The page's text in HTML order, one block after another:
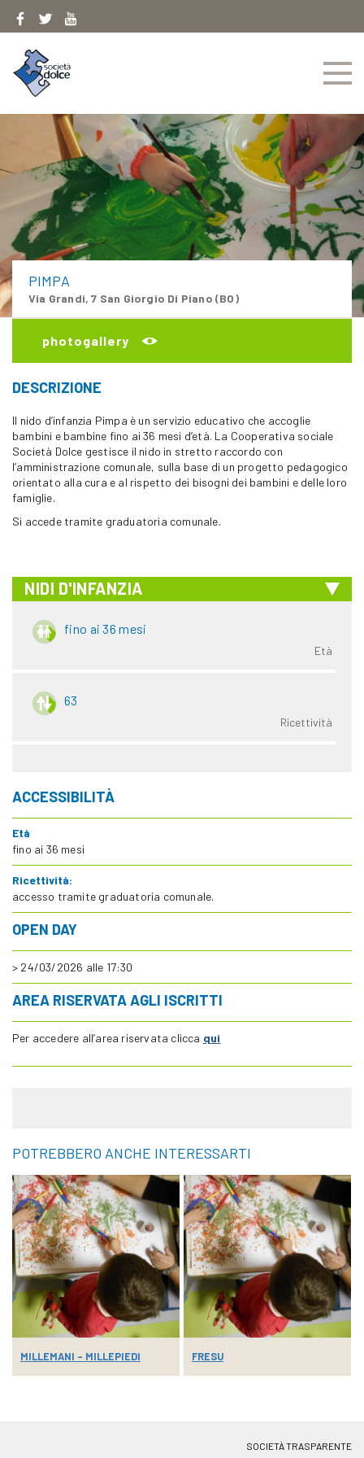
PIMPA
Via Grandi, 7 San Giorgio Di Piano (BO)
photogallery
DESCRIZIONE
Il nido d’infanzia Pimpa è un servizio educativo che accoglie
bambini e bambine fino ai 36 mesi d’età. La Cooperativa sociale
Società Dolce gestisce il nido in stretto raccordo con
l’amministrazione comunale, sulla base di un progetto pedagogico
orientato alla cura e al rispetto dei bisogni dei bambini e delle loro
famiglie.
Si accede tramite graduatoria comunale.
NIDI D'INFANZIA
fino ai 36 mesi
Età
63
Ricettività
ACCESSIBILITÀ
Età
fino ai 36 mesi
Ricettività:
accesso tramite graduatoria comunale.
OPEN DAY
> 24/03/2026 alle 17:30
AREA RISERVATA AGLI ISCRITTI
Per accedere all’area riservata clicca qui
POTREBBERO ANCHE INTERESSARTI
MILLEMANI – MILLEPIEDI FRESU
SOCIETÀ TRASPARENTE